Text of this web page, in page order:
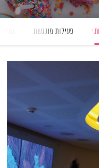
פעילות מונגשת